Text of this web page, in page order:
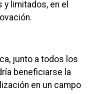
limitados, en el
junto a todos los
beneficiarse la
en un campo